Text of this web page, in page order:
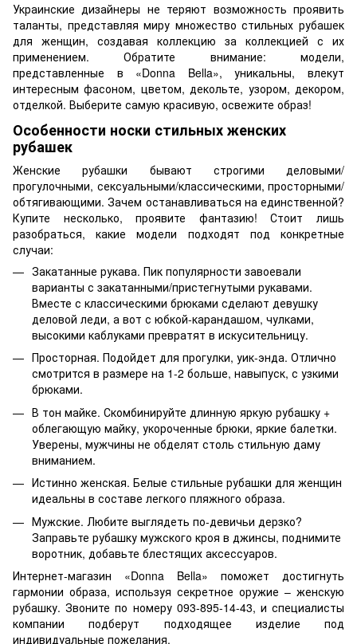
Украинские дизайнеры не теряют возможность проявить
таланты, представляя миру множествостильных рубашек
для женщин, создавая коллекцию за коллекцией с их
применением. Обратите внимание: модели,
представленные в «Donna Bella», уникальны, влекут
интересным фасоном, цветом, декольте, узором, декором,
отделкой. Выберите самую красивую, освежите образ!
Особенности носки стильных женских
рубашек
Женские рубашки бывают строгими деловыми/
прогулочными, сексуальными/классическими, просторными/
обтягивающими. Зачем останавливаться на единственной?
Купите несколько, проявите фантазию! Стоит лишь
разобраться, какие модели подходят под конкретные
случаи:
Закатанные рукава. Пик популярности завоевали
варианты с закатанными/пристегнутыми рукавами.
Вместе с классическими брюками сделают девушку
деловой леди, а вот с юбкой-карандашом, чулками,
высокими каблуками превратят в искусительницу.
Просторная. Подойдет для прогулки, уик-энда. Отлично
смотрится в размере на 1-2 больше, навыпуск, с узкими
брюками.
В тон майке. Скомбинируйте длинную яркую рубашку +
облегающую майку, укороченные брюки, яркие балетки.
Уверены, мужчины не обделят столь стильную даму
вниманием.
Истинно женская. Белые стильные рубашки для женщин
идеальны в составе легкого пляжного образа.
Мужские. Любите выглядеть по-девичьи дерзко?
Заправьте рубашку мужского кроя в джинсы, поднимите
воротник, добавьте блестящих аксессуаров.
Интернет-магазин «Donna Bella» поможет достигнуть
гармонии образа, используя секретное оружие – женскую
рубашку. Звоните по номеру 093-895-14-43, и специалисты
компании подберут подходящее изделие под
индивидуальные пожелания.